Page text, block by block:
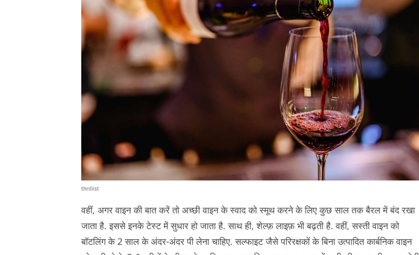
thrillist
वहीं, अगर वाइन की बात करें तो अच्छी वाइन के स्वाद को स्मूथ करने के लिए कुछ साल तक बैरल में बंद रखा
जाता है. इससे इनके टेस्ट में सुधार हो जाता है. साथ ही, शेल्फ़ लाइफ़ भी बढ़ती है. वहीं, सस्ती वाइन को
बॉटलिंग के 2 साल के अंदर-अंदर पी लेना चाहिए. सल्फाइट जैसे परिरक्षकों के बिना उत्पादित कार्बनिक वाइन